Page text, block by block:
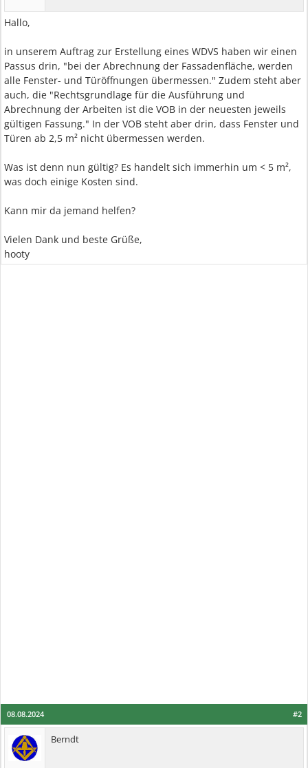
Hallo,
in unserem Auftrag zur Erstellung eines WDVS haben wir einen
Passus drin, "bei der Abrechnung der Fassadenfläche, werden
alle Fenster- und Türöffnungen übermessen." Zudem steht aber
auch, die "Rechtsgrundlage für die Ausführung und
Abrechnung der Arbeiten ist die VOB in der neuesten jeweils
gültigen Fassung." In der VOB steht aber drin, dass Fenster und
Türen ab 2,5 m² nicht übermessen werden.
Was ist denn nun gültig? Es handelt sich immerhin um < 5 m²,
was doch einige Kosten sind.
Kann mir da jemand helfen?
Vielen Dank und beste Grüße,
hooty
#2
08.08.2024
Berndt